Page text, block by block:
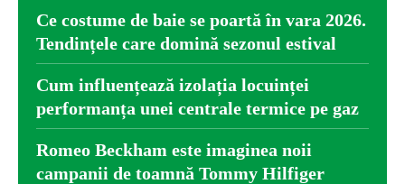
Ce costume de baie se poartă în vara 2026.
Tendințele care domină sezonul estival
Cum influențează izolația locuinței
performanța unei centrale termice pe gaz
Romeo Beckham este imaginea noii
campanii de toamnă Tommy Hilfiger